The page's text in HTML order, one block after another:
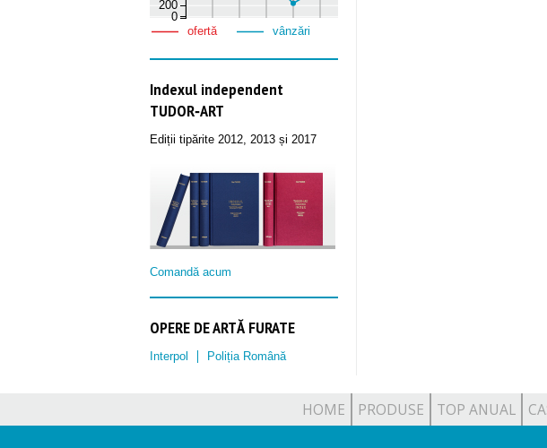
0
200
ofertă vânzări
Indexul independent
TUDOR‑ART
Ediții tipărite 2012, 2013 și 2017
Comandă acum
OPERE DE ARTĂ FURATE
Interpol Poliția Română
HOME PRODUSE TOP ANUAL